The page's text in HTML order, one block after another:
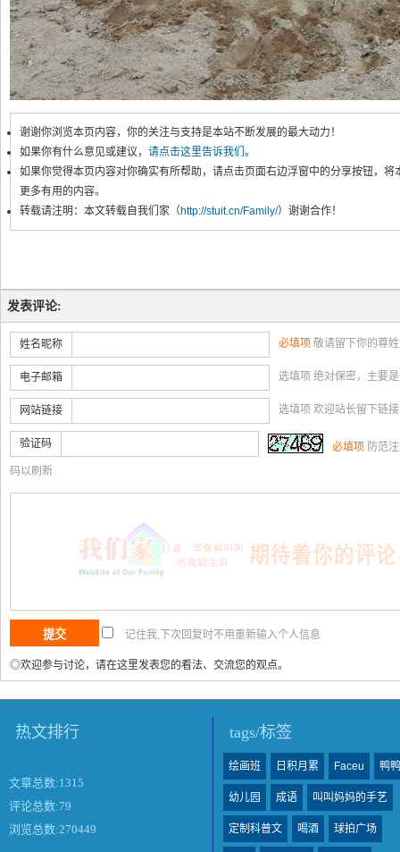
谢谢你浏览本页内容，你的关注与支持是本站不断发展的最大动力！
如果你有什么意见或建议， 请点击这里告诉我们 。
如果你觉得本页内容对你确实有所帮助，请点击页面右边浮窗中的分享按钮，
更多有用的内容。
转载请注明：本文转载自我们家（http://stuit.cn/Family/）谢谢合作！
发表评论:
姓名昵称 必填项 敬请留下你的尊
电子邮箱 选填项 绝对保密，主要
网站链接 选填项 欢迎站长留下链
验证码 必填项 防范
码以刷新
记住我,下次回复时不用重新输入个人信息
◎欢迎参与讨论，请在这里发表您的看法、交流您的观点。
热文排行
文章总数:1315
评论总数:79
浏览总数:270449
tags/标签
绘画班 日积月累 Faceu 鸭鸭
幼儿园 成语 叫叫妈妈的手艺
定制科普文 喝酒 球拍广场